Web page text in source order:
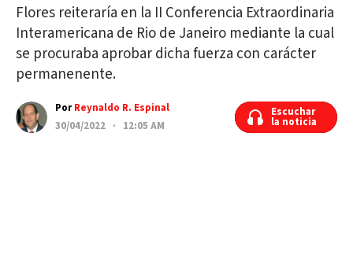
Flores reiteraría en la II Conferencia Extraordinaria
Interamericana de Rio de Janeiro mediante la cual
se procuraba aprobar dicha fuerza con carácter
permanenente.
PorReynaldo R. Espinal
30/04/2022 · 12:05 AM
Escuchar
la noticia
Escuchar
la noticia